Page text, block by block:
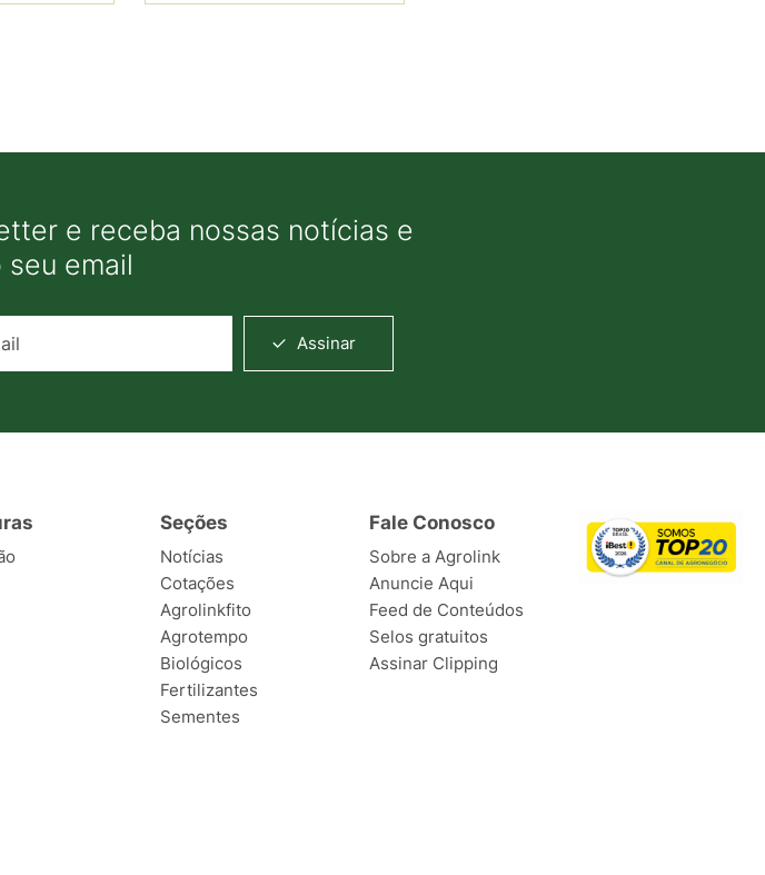
e receba nossas notícias e
email
Assinar
Seções
Notícias
Cotações
Agrolinkfito
Agrotempo
Biológicos
Fertilizantes
Sementes
Fale Conosco
Sobre a Agrolink
Anuncie Aqui
Feed de Conteúdos
Selos gratuitos
Assinar Clipping